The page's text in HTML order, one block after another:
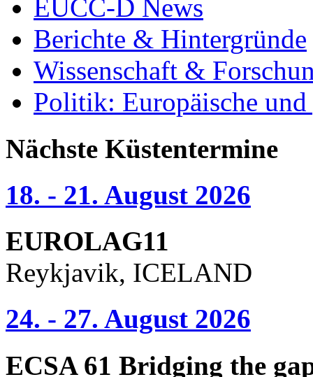
EUCC-D News
Berichte & Hintergründe
Wissenschaft &
Politik: Europäische
Nächste Küstentermine
18. - 21. August 2026
EUROLAG11
Reykjavik, ICELAND
24. - 27. August 2026
ECSA 61 Bridging the